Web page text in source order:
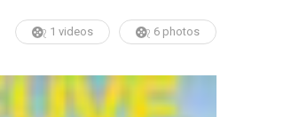
1 videos 6 photos